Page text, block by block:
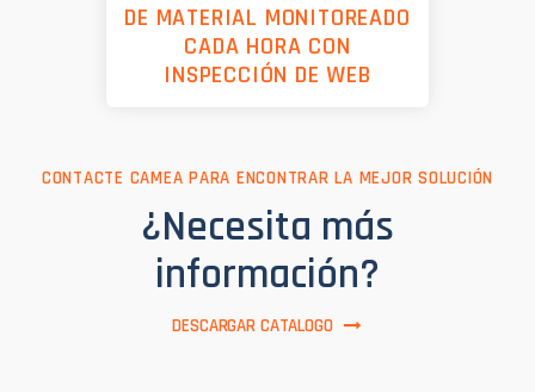
DE MATERIAL MONITOREADO
CADA HORA CON
INSPECCIÓN DE WEB
CONTACTE CAMEA PARA ENCONTRAR LA MEJOR SOLUCIÓN
¿Necesita más
información?
DESCARGAR CATALOGO